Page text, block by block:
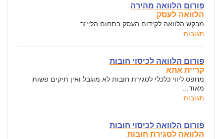
פורום הלוואה מהירה
הלוואה לעסק
מבקש הלוואה לקידום העסק בתחום הלייזר...
תגובות
פורום הלוואה לכיסוי חובות
קריית אתא
מחפס ליווי כלכלי לסגירת חובות לא מוגבל ואין תיקים פשות
מאוד...
תגובות
פורום הלוואה לכיסוי חובות
הלוואה לסגירת חובות